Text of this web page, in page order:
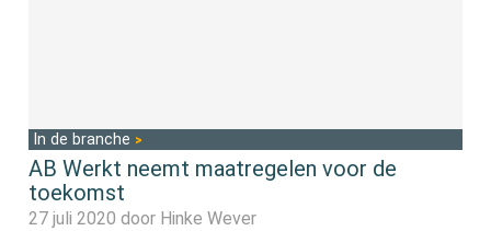
In de branche
AB Werkt neemt maatregelen voor de
toekomst
27 juli 2020 door Hinke Wever